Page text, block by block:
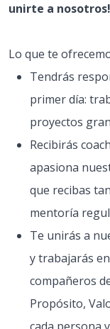
unirte a nosotros!
Lo que te
Tendrás
primer día:
proyectos
Recibirás
apasiona
que recibas
mentoría
Te unirás a
y trabajarás
compañeros
Propósito,